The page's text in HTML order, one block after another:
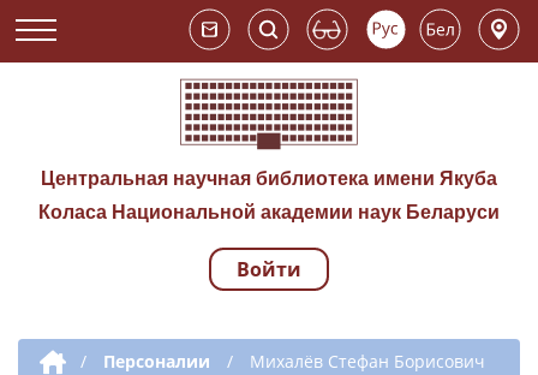
Центральная научная библиотека имени Якуба
Коласа Национальной академии наук Беларуси
Навигация по
Войти
Дополнительная навигация
/ Персоналии / Михалёв Стефан Борисович